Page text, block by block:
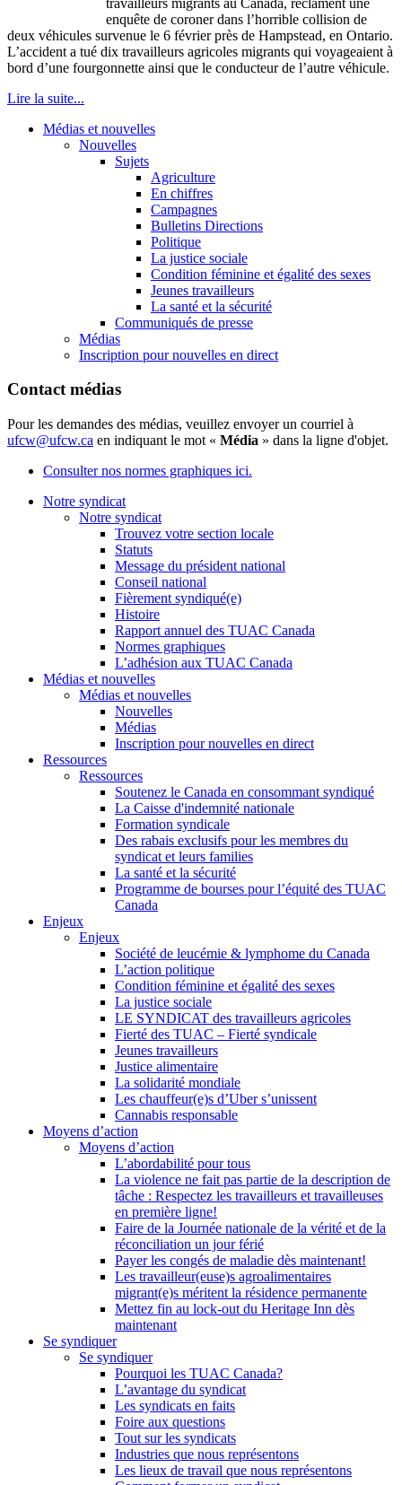
enquête de coroner dans l’horrible collision de
deux véhicules survenue le 6 février près de Hampstead, en Ontario.
L’accident a tué dix travailleurs agricoles migrants qui voyageaient à
bord d’une fourgonnette ainsi que le conducteur de l’autre véhicule.
Lire la suite...
Médias et nouvelles
Nouvelles
Sujets
Agriculture
En chiffres
Campagnes
Bulletins Directions
Politique
La justice sociale
Condition féminine et égalité des sexes
Jeunes travailleurs
La santé et la sécurité
Communiqués de presse
Médias
Inscription pour nouvelles en direct
Contact médias
Pour les demandes des médias, veuillez envoyer un courriel à
ufcw@ufcw.ca en indiquant le mot « Média » dans la ligne d'objet.
Consulter nos normes graphiques ici.
Notre syndicat
Notre syndicat
Trouvez votre section locale
Statuts
Message du président national
Conseil national
Fièrement syndiqué(e)
Histoire
Rapport annuel des TUAC Canada
Normes graphiques
L’adhésion aux TUAC Canada
Médias et nouvelles
Médias et nouvelles
Nouvelles
Médias
Inscription pour nouvelles en direct
Ressources
Ressources
Soutenez le Canada en consommant syndiqué
La Caisse d'indemnité nationale
Formation syndicale
Des rabais exclusifs pour les membres du
syndicat et leurs families
La santé et la sécurité
Programme de bourses pour l’équité des TUAC
Canada
Enjeux
Enjeux
Société de leucémie & lymphome du Canada
L’action politique
Condition féminine et égalité des sexes
La justice sociale
LE SYNDICAT des travailleurs agricoles
Fierté des TUAC – Fierté syndicale
Jeunes travailleurs
Justice alimentaire
La solidarité mondiale
Les chauffeur(e)s d’Uber s’unissent
Cannabis responsable
Moyens d’action
Moyens d’action
L’abordabilité pour tous
La violence ne fait pas partie de la description de
tâche : Respectez les travailleurs et travailleuses
en première ligne!
Faire de la Journée nationale de la vérité et de la
réconciliation un jour férié
Payer les congés de maladie dès maintenant!
Les travailleur(euse)s agroalimentaires
migrant(e)s méritent la résidence permanente
Mettez fin au lock-out du Heritage Inn dès
maintenant
Se syndiquer
Se syndiquer
Pourquoi les TUAC Canada?
L’avantage du syndicat
Les syndicats en faits
Foire aux questions
Tout sur les syndicats
Industries que nous représentons
Les lieux de travail que nous représentons